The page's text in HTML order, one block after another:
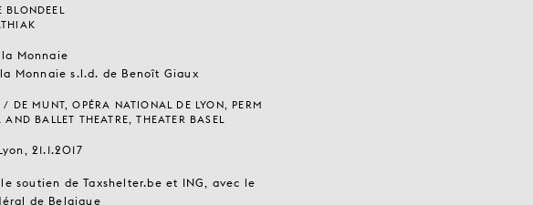
BLONDEEL
Monnaie
Monnaie s.l.d. de Benoît Giaux
DE MUNT, OPÉRA NATIONAL DE LYON, PERM
AND BALLET THEATRE, THEATER BASEL
21.1.2017
soutien de Taxshelter.be et ING, avec le
de Belgique